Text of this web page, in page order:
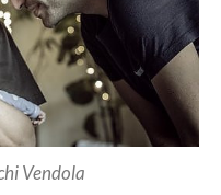
Vendola